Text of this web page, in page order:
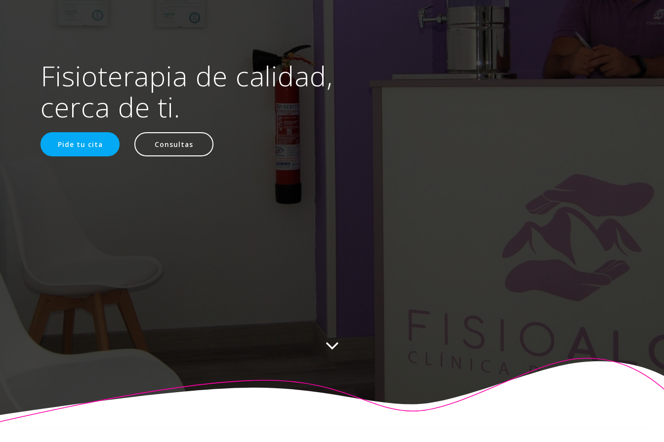
Fisioterapia de calidad,
cerca de ti.
Pide tu cita Consultas
© 2026 Fisioalcón. Construido utilizando WordPress y elHighlight Theme